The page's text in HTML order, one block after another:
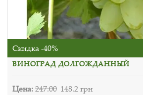
Скидка -40%
ВИНОГРАД ДОЛГОЖДАННЫЙ
Цена:247.00 148.2 грн